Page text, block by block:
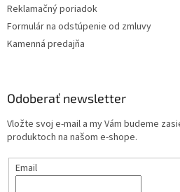
Reklamačný poriadok
Formulár na odstúpenie od zmluvy
Kamenná predajňa
Odoberať newsletter
Vložte svoj e-mail a my Vám budeme
produktoch na našom e-shope.
Email